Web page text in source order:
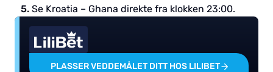
Se Kroatia – Ghana direkte fra klokken 23:00.
PLASSER VEDDEMÅLET DITT HOS LILIBET